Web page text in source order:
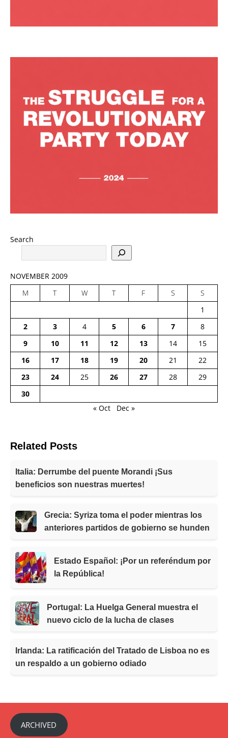
Search
NOVEMBER 2009
M
T W T F S
S
1
2
3 4 5 6 7
8
9
10 11 12 13 14
15
16
17 18 19 20 21
22
23
24 25 26 27 28
29
30
« Oct
Dec »
Related Posts
Italia: Derrumbe del puente Morandi ¡Sus
beneficios son nuestras muertes!
Grecia: Syriza toma el poder mientras los
anteriores partidos de gobierno se hunden
Estado Español: ¡Por un referéndum por
la República!
Portugal: La Huelga General muestra el
nuevo ciclo de la lucha de clases
Irlanda: La ratificación del Tratado de Lisboa no es
un respaldo a un gobierno odiado
ARCHIVED